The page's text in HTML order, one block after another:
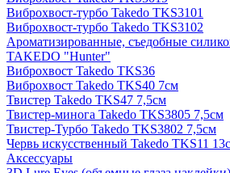
Виброхвост-турбо Takedo TKS3101
Виброхвост-турбо Takedo TKS3102
Ароматизированные, съедобные
TAKEDO "Hunter"
Виброхвост Takedo TKS36
Виброхвост Takedo TKS40 7см
Твистер Takedo TKS47 7,5см
Твистер-минога Takedo TKS3805 7,5см
Твистер-Турбо Takedo TKS3802 7,5см
Червь искусственный Takedo TKS11
Аксессуары